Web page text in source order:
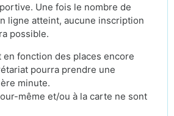
Une fois le nombre de
ligne atteint, aucune inscription
possible.
en fonction des places encore
pourra prendre une
minute.
même et/ou à la carte ne sont